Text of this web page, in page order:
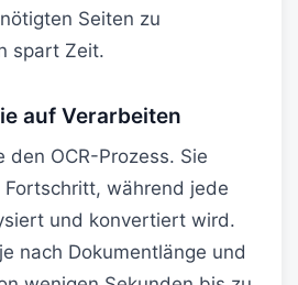
Seiten zu
spart Zeit.
auf Verarbeiten
den OCR-Prozess. Sie
Fortschritt, während jede
und konvertiert wird.
nach Dokumentlänge und